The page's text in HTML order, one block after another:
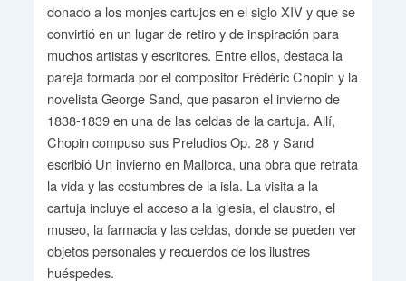
donado a los monjes cartujos en el siglo XIV y que se
convirtió en un lugar de retiro y de inspiración para
muchos artistas y escritores. Entre ellos, destaca la
pareja formada por el compositor Frédéric Chopin y la
novelista George Sand, que pasaron el invierno de
1838-1839 en una de las celdas de la cartuja. Allí,
Chopin compuso sus Preludios Op. 28 y Sand
escribió Un invierno en Mallorca, una obra que retrata
la vida y las costumbres de la isla. La visita a la
cartuja incluye el acceso a la iglesia, el claustro, el
museo, la farmacia y las celdas, donde se pueden ver
objetos personales y recuerdos de los ilustres
huéspedes.